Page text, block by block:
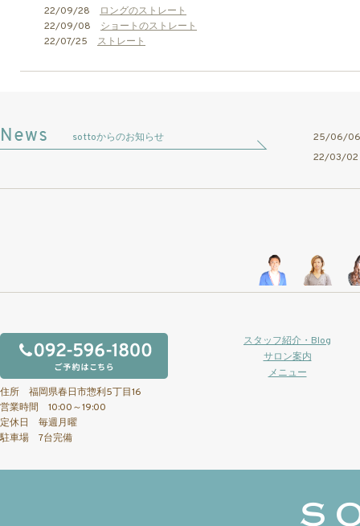
22/09/28
ロングのストレート
22/09/08 ショートのストレート
22/07/25 ストレート
sottoからのお知らせ
25/06/
22/03/
住所 福岡県春日市惣利5丁目16
営業時間 10:00～19:00
定休日 毎週月曜
駐車場 7台完備
スタッフ紹介・Blog
サロン案内
メニュー